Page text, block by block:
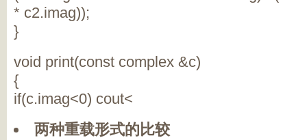
* c2.imag));
}
void print(const complex &c)
{
if(c.imag<0) cout<
两种重载形式的比较